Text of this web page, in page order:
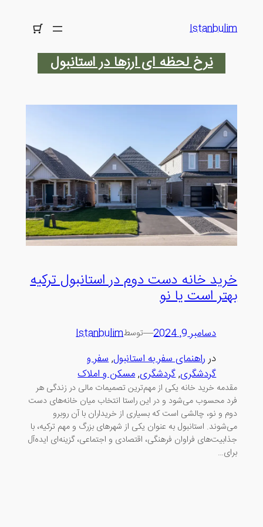
Istanbulim
نرخ لحظه ای ارزها در استانبول
خرید خانه دست دوم در استانبول ترکیه
بهتر است یا نو
دسامبر 9, 2024 —توسطIstanbulim
در راهنمای سفر به استانبول, سفر و
گردشگری, گردشگری, مسکن و املاک
مقدمه خرید خانه یکی از مهم‌ترین تصمیمات مالی در زندگی هر
فرد محسوب می‌شود و در این راستا انتخاب میان خانه‌های دست
دوم و نو، چالشی است که بسیاری از خریداران با آن روبرو
می‌شوند. استانبول به عنوان یکی از شهرهای بزرگ و مهم ترکیه، با
جذابیت‌های فراوان فرهنگی، اقتصادی و اجتماعی، گزینه‌ای ایده‌آل
برای…